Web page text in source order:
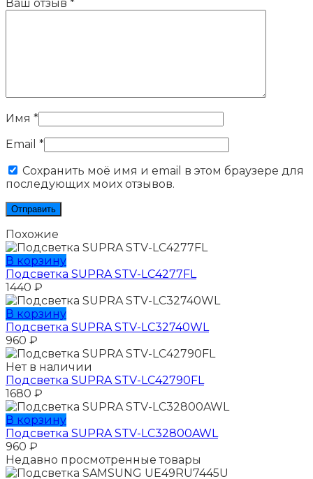
Ваш отзыв *
Имя *
Email *
Сохранить моё имя и email в этом браузере для
последующих моих отзывов.
Похожие
В корзину
Подсветка SUPRA STV-LC4277FL
1440 ₽
В корзину
Подсветка SUPRA STV-LC32740WL
960 ₽
Нет в наличии
Подсветка SUPRA STV-LC42790FL
1680 ₽
В корзину
Подсветка SUPRA STV-LC32800AWL
960 ₽
Недавно просмотренные товары